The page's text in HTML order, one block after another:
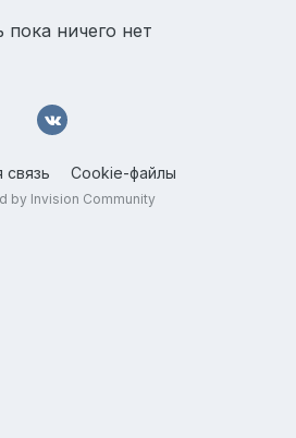
пока ничего нет
связь Cookie-файлы
by Invision Community